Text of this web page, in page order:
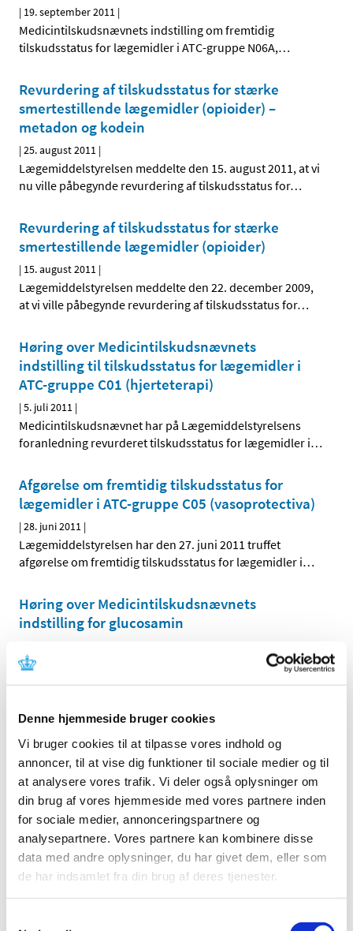
Denne hjemmeside bruger cookies
Vi bruger cookies til at tilpasse vores indhold og
annoncer, til at vise dig funktioner til sociale medier og til
at analysere vores trafik. Vi deler også oplysninger om
din brug af vores hjemmeside med vores partnere inden
for sociale medier, annonceringspartnere og
analysepartnere. Vores partnere kan kombinere disse
data med andre oplysninger, du har givet dem, eller som
de har indsamlet fra din brug af deres tjenester.
| 19. september 2011 |
Medicintilskudsnævnets indstilling om fremtidig
tilskudsstatus for lægemidler i ATC-gruppe N06A,…
Revurdering af tilskudsstatus for stærke
smertestillende lægemidler (opioider) –
metadon og kodein
|25. august 2011 |
Lægemiddelstyrelsen meddelte den 15. august 2011, at vi
nu ville påbegynde revurdering af tilskudsstatus for…
Revurdering af tilskudsstatus for stærke
smertestillende lægemidler (opioider)
| 15. august 2011 |
Lægemiddelstyrelsen meddelte den 22. december 2009,
at vi ville påbegynde revurdering af tilskudsstatus for…
Høring over Medicintilskudsnævnets
indstilling til tilskudsstatus for lægemidler i
ATC-gruppe C01 (hjerteterapi)
|5. juli 2011 |
Medicintilskudsnævnet har på Lægemiddelstyrelsens
foranledning revurderet tilskudsstatus for lægemidler i…
Afgørelse om fremtidig tilskudsstatus for
lægemidler i ATC-gruppe C05 (vasoprotectiva)
|28. juni 2011 |
Lægemiddelstyrelsen har den 27. juni 2011 truffet
afgørelse om fremtidig tilskudsstatus for lægemidler i…
Høring over Medicintilskudsnævnets
indstilling for glucosamin
Medicintilskudsnævnet har revurderet tilskudsstatus for
lægemidler, der indeholder glucosamin. Lægemidlerne…
Høring over Medicintilskudsnævnets
indstilling til tilskudsstatus for lægemidler til
behandling af depression og angst
(lægemidler i ATC-gruppe N06A m.fl.)
|6. maj 2011|
Medicintilskudsnævnet har på Lægemiddelstyrelsens
foranledning revurderet tilskudsstatus for lægemidler i…
Lægemiddelstyrelsen indleder ad hoc
revurdering af tilskudsstatus for glucosamin